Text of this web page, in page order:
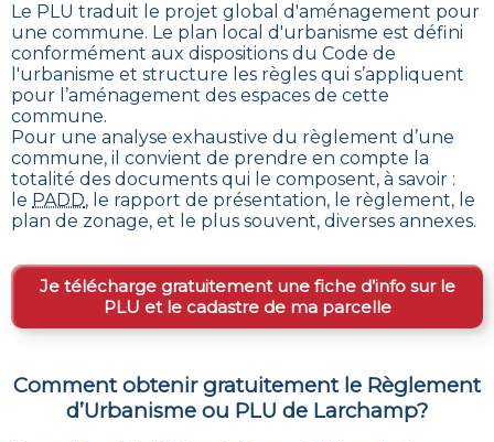
Le PLU traduit le projet global d'aménagement pour
une commune. Le plan local d'urbanisme est défini
conformément aux dispositions du Code de
l'urbanisme et structure les règles qui s’appliquent
pour l’aménagement des espaces de cette
commune.
Pour une analyse exhaustive du règlement d’une
commune, il convient de prendre en compte la
totalité des documents qui le composent, à savoir :
le PADD, le rapport de présentation, le règlement, le
plan de zonage, et le plus souvent, diverses annexes.
Je télécharge gratuitement une fiche d’info sur le
PLU et le cadastre de ma parcelle
Comment obtenir gratuitement le Règlement
d’Urbanisme ou PLU de Larchamp?